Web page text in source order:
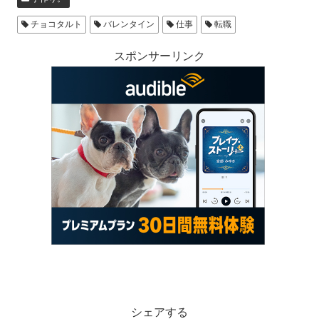
チョコタルト バレンタイン 仕事 転職
スポンサーリンク
シェアする